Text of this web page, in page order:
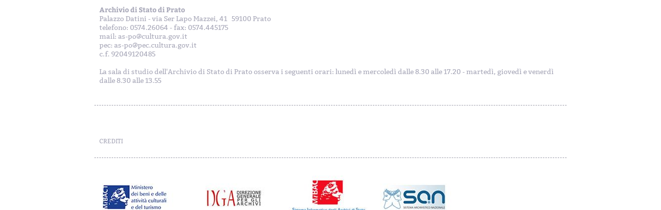
Archivio di Stato di Prato
Palazzo Datini - via Ser Lapo Mazzei, 41 59100 Prato
telefono: 0574.26064 - fax: 0574.445175
mail: as-po@cultura.gov.it
pec: as-po@pec.cultura.gov.it
c.f. 92049120485
La sala di studio dell'Archivio di Stato di Prato osserva i seguenti orari: lunedì e mercoledì dalle 8.30 alle 17.20 - martedì, giovedì e venerdì
dalle 8.30 alle 13.55
CREDITI